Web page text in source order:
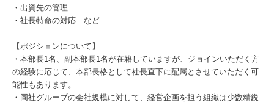
・出資先の管理
・社長特命の対応 など
【ポジションについて】
・本部長1名、副本部長1名が在籍していますが、ジョインいただく方
の経験に応じて、本部長格として社長直下に配属とさせていただく可
能性もあります。
・同社グループの会社規模に対して、経営企画を担う組織は少数精鋭